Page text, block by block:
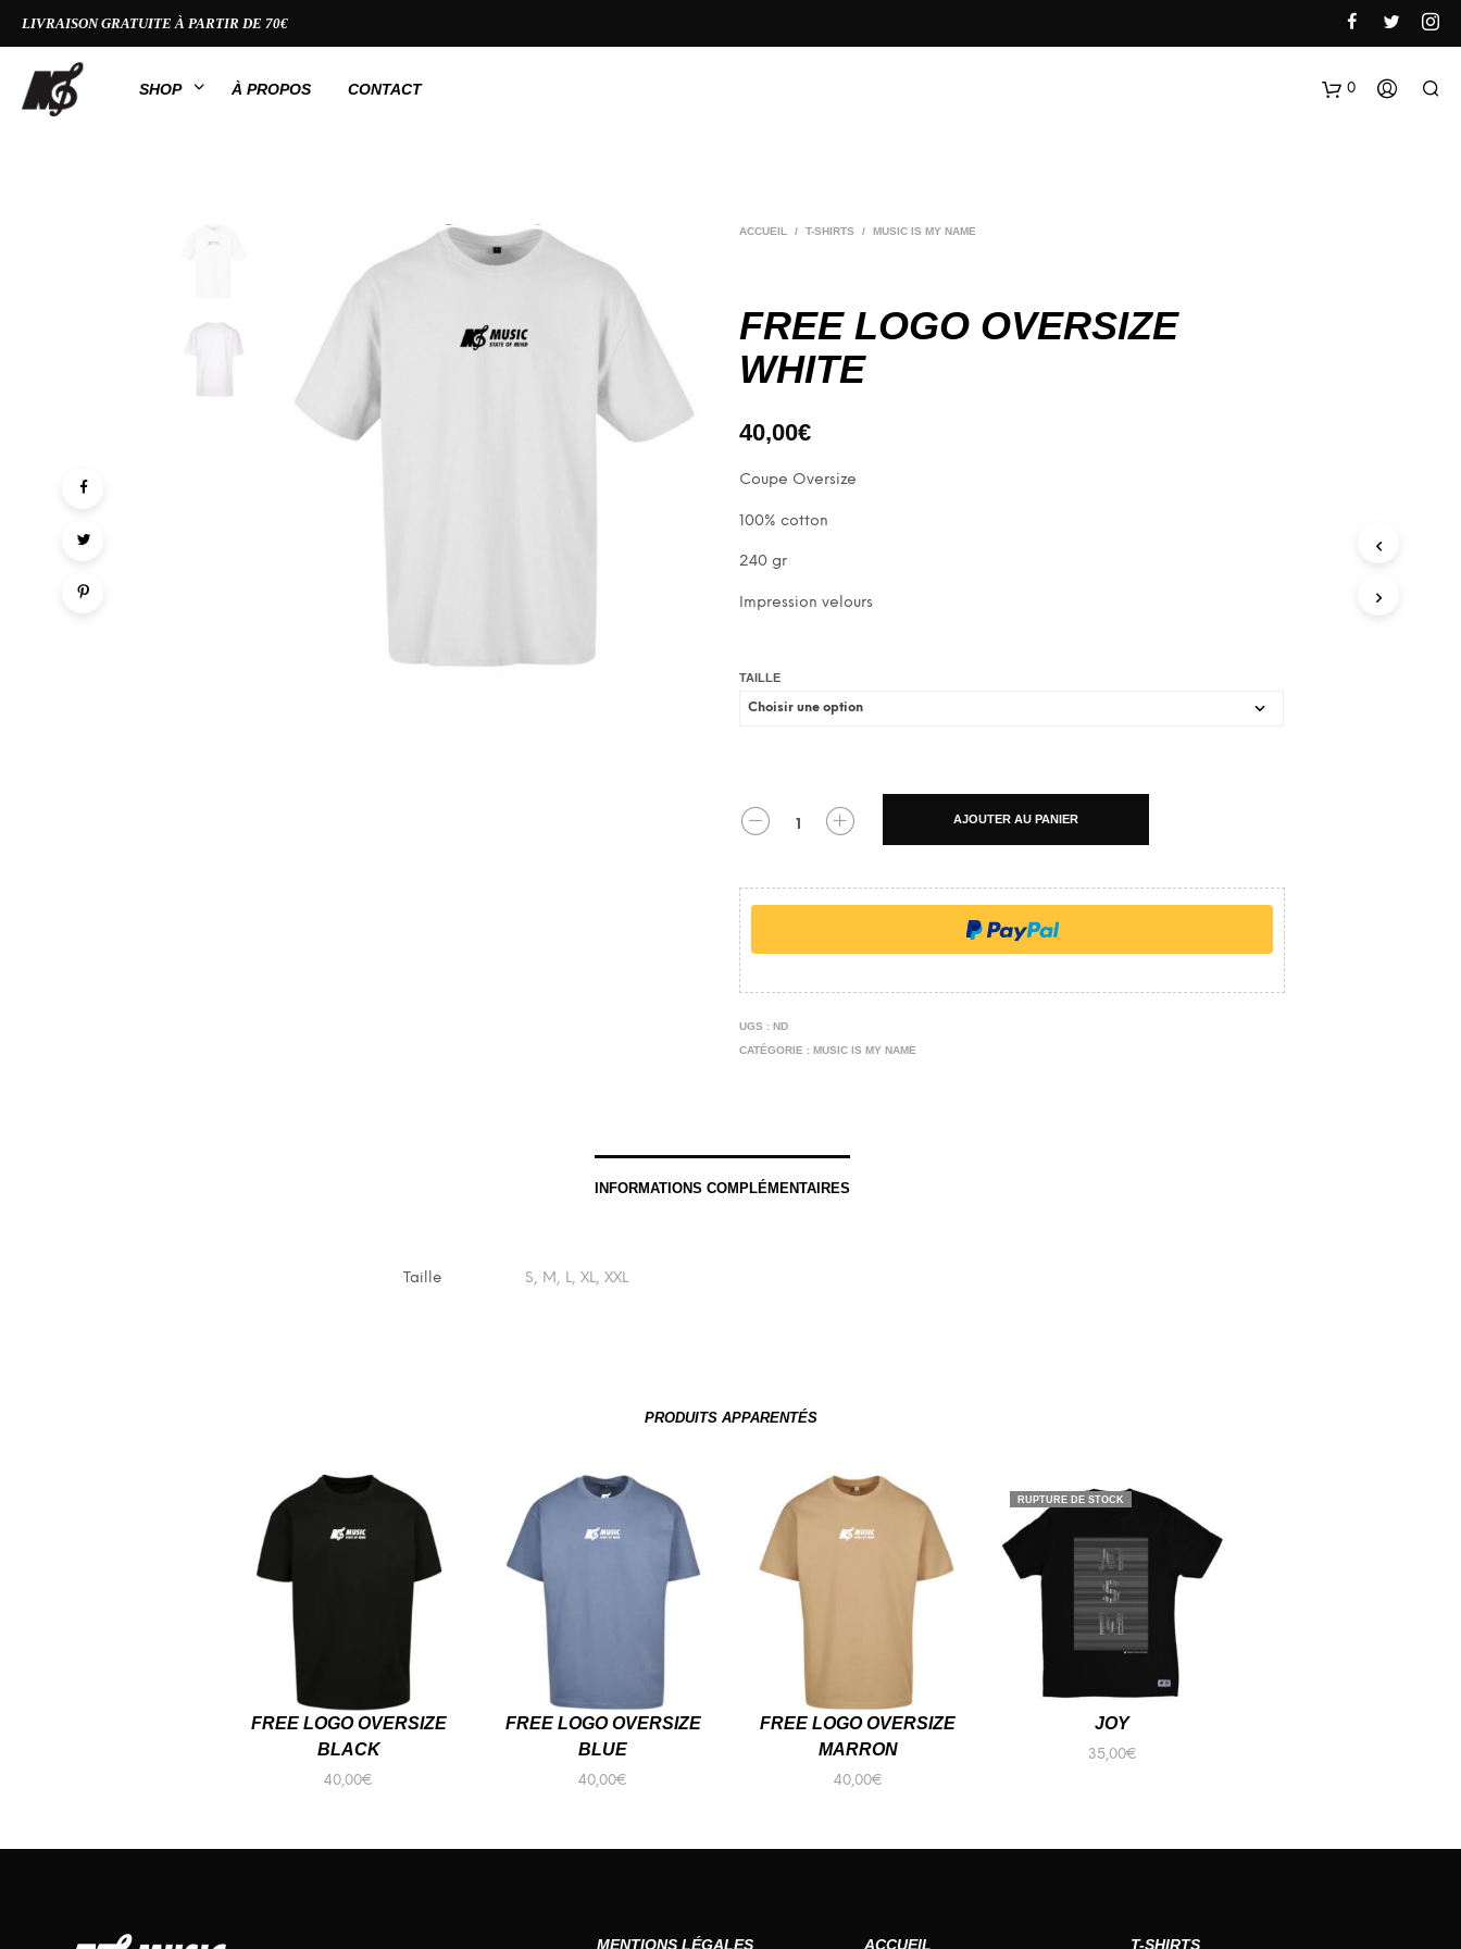
LIVRAISON GRATUITE À PARTIR DE 70€
0
SHOP À PROPOS CONTACT
ACCUEIL / T-SHIRTS / MUSIC IS MY NAME
FREE LOGO OVERSIZE
WHITE
40,00€
Coupe Oversize
100% cotton
240 gr
Impression velours
TAILLE
AJOUTER AU PANIER
UGS :ND
CATÉGORIE :MUSIC IS MY NAME
INFORMATIONS COMPLÉMENTAIRES
Taille S, M, L, XL, XXL
PRODUITS APPARENTÉS
FREE LOGO OVERSIZE
BLACK
40,00€
FREE LOGO OVERSIZE
BLUE
40,00€
FREE LOGO OVERSIZE
MARRON
40,00€
RUPTURE DE STOCK
JOY
35,00€
MENTIONS LÉGALES ACCUEIL T-SHIRTS